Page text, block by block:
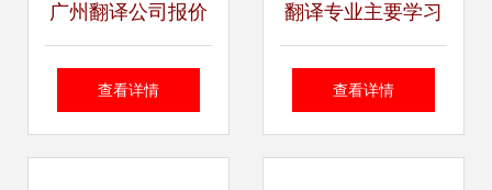
广州翻译公司报价
与专业选择指南
查看详情
翻译专业主要学习
什么？——揭开翻
查看详情